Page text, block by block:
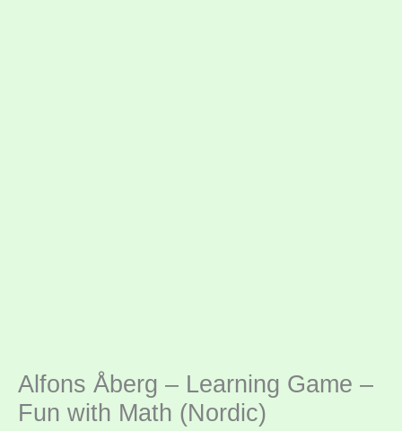
Alfons Åberg – Learning Game –
Fun with Math (Nordic)